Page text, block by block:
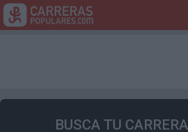
BUSCA TU CARRERA